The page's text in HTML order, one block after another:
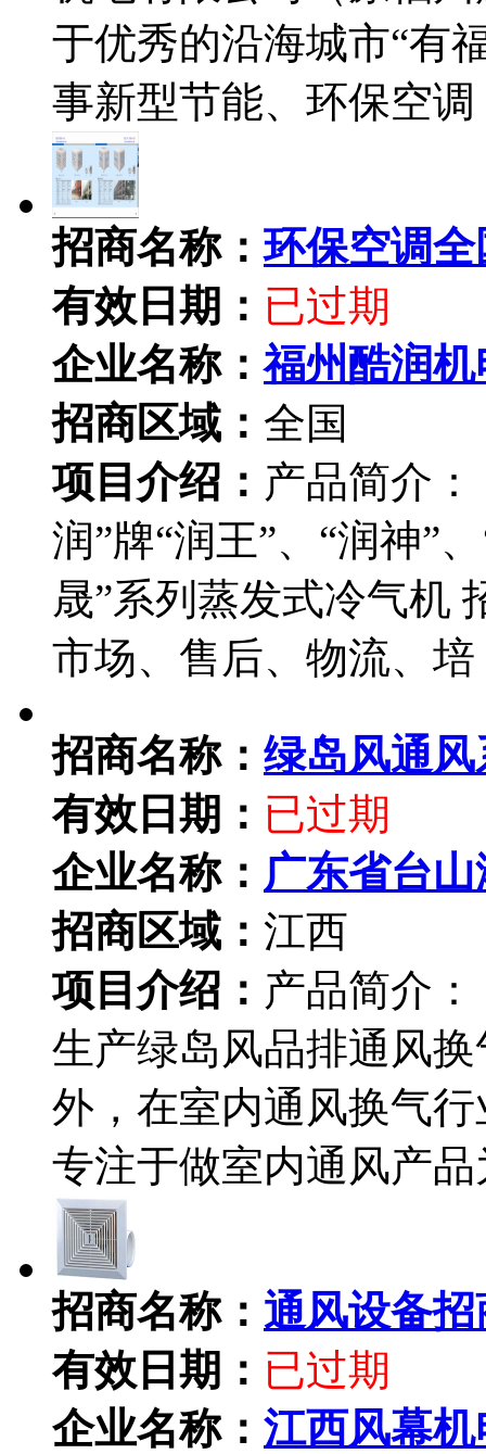
于优秀的沿海城市“有
事新型节能、环保空调
招商名称：环保空调
有效日期： 已过期
企业名称：福州酷润
招商区域： 全国
项目介绍： 产品简介
润”牌“润王”、“润神”
晟”系列蒸发式冷气机
市场、售后、物流、培
招商名称： 绿岛风通
有效日期： 已过期
企业名称： 广东省台
招商区域： 江西
项目介绍： 产品简介
生产绿岛风品排通风
外，在室内通风换气
专注于做室内通风产
招商名称： 通风设备招
有效日期： 已过期
企业名称： 江西风幕